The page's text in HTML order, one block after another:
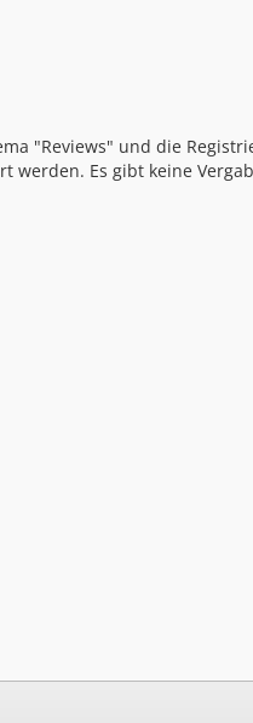
"Reviews" und die
Es gibt keine